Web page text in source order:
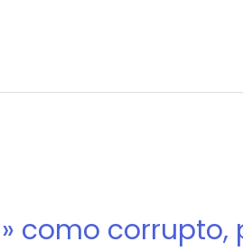
como corrupto,